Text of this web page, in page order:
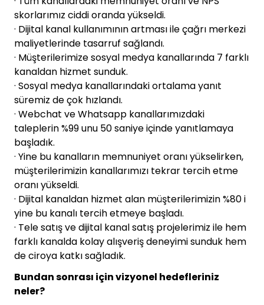
skorlarımız ciddi oranda yükseldi.
· Dijital kanal kullanımının artması ile çağrı merkezi
maliyetlerinde tasarruf sağlandı.
· Müşterilerimize sosyal medya kanallarında 7 farklı
kanaldan hizmet sunduk.
· Sosyal medya kanallarındaki ortalama yanıt
süremiz de çok hızlandı.
· Webchat ve Whatsapp kanallarımızdaki
taleplerin %99 unu 50 saniye içinde yanıtlamaya
başladık.
· Yine bu kanalların memnuniyet oranı yükselirken,
müşterilerimizin kanallarımızı tekrar tercih etme
oranı yükseldi.
· Dijital kanaldan hizmet alan müşterilerimizin %80 i
yine bu kanalı tercih etmeye başladı.
· Tele satış ve dijital kanal satış projelerimiz ile hem
farklı kanalda kolay alışveriş deneyimi sunduk hem
de ciroya katkı sağladık.
Bundan sonrası için vizyonel hedefleriniz
neler?